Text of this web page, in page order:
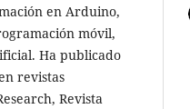
en Arduino,
móvil,
Ha publicado
revistas
Revista